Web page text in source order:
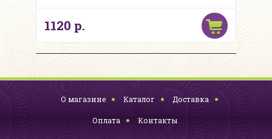
1120 р.
О магазине Каталог Доставка
Оплата Контакты